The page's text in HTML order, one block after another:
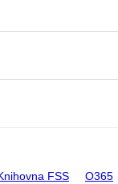
FSS O365